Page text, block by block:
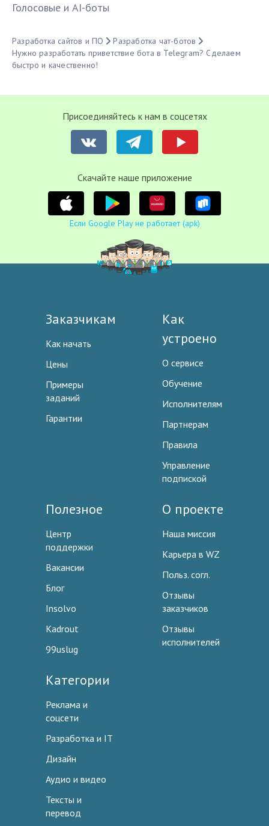
Голосовые и AI-боты
Разработка сайтов и ПО
Разработка чат-ботов
Нужно разработать приветствие бота в Telegram? Сделаем
быстро и качественно!
Присоединяйтесь к нам в соцсетях
Cкачайте наше приложение
Если Google Play не работает (apk)
Заказчикам
Как начать
Цены
Примеры
заданий
Гарантии
Как
устроено
О сервисе
Обучение
Исполнителям
Партнерам
Правила
Управление
подпиской
Полезное
Центр
поддержки
Вакансии
Блог
Insolvo
Kadrout
99uslug
О проекте
Наша миссия
Карьера в WZ
Польз. согл.
Отзывы
заказчиков
Отзывы
исполнителей
Категории
Реклама и
соцсети
Разработка и IT
Дизайн
Аудио и видео
Тексты и
перевод